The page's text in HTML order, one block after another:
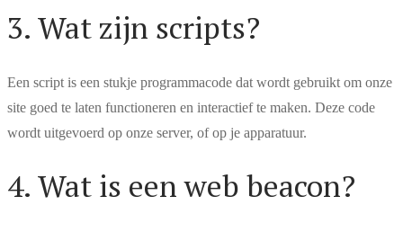
3. Wat zijn scripts?
Een script is een stukje programmacode dat wordt gebruikt om onze
site goed te laten functioneren en interactief te maken. Deze code
wordt uitgevoerd op onze server, of op je apparatuur.
4. Wat is een web beacon?